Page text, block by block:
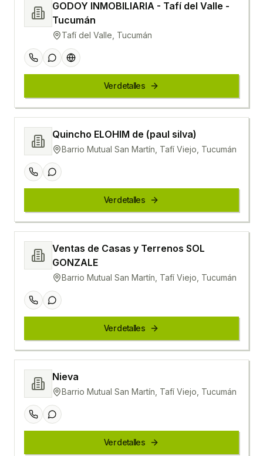
GODOY INMOBILIARIA - Tafí del Valle -
Tucumán
Tafí del Valle, Tucumán
Ver detalles
Quincho ELOHIM de (paul silva)
Barrio Mutual San Martín, Tafí Viejo, Tucumán
Ver detalles
Ventas de Casas y Terrenos SOL
GONZALE
Barrio Mutual San Martín, Tafí Viejo, Tucumán
Ver detalles
Nieva
Barrio Mutual San Martín, Tafí Viejo, Tucumán
Ver detalles